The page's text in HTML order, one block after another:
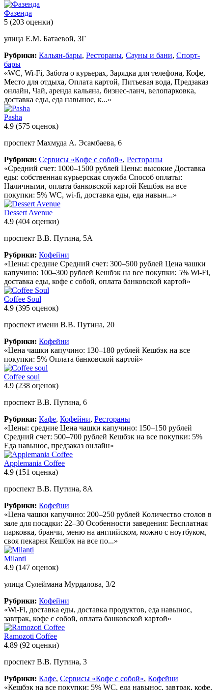
Фазенда
5 (203 оценки)
улица Е.М. Батаевой, 3Г
Рубрики: Кальян-бары, Рестораны, Сауны и бани, Спорт-
бары
«WC, Wi-Fi, Забота о курьерах, Зарядка для телефона, Кофе,
Место для отдыха, Оплата картой, Питьевая вода, Предзаказ
онлайн, Чай, аренда кальяна, бизнес-ланч, велопарковка,
доставка еды, еда навынос, к...»
Pasha
4.9 (575 оценок)
проспект Махмуда А. Эсамбаева, 6
Рубрики: Сервисы «Кофе с собой», Рестораны
«Средний счет: 1000–1500 рублей Цены: высокие Доставка
еды: собственная курьерская служба Способ оплаты:
Наличными, оплата банковской картой Кешбэк на все
покупки: 5% WC, wi-fi, доставка еды, еда навын...»
Dessert Avenue
4.9 (404 оценки)
проспект В.В. Путина, 5А
Рубрики: Кофейни
«Цены: средние Средний счет: 300–500 рублей Цена чашки
капучино: 100–300 рублей Кешбэк на все покупки: 5% Wi-Fi,
доставка еды, кофе с собой, оплата банковской картой»
Coffee Soul
4.9 (395 оценок)
проспект имени В.В. Путина, 20
Рубрики: Кофейни
«Цена чашки капучино: 130–180 рублей Кешбэк на все
покупки: 5% Оплата банковской картой»
Coffee soul
4.9 (238 оценок)
проспект В.В. Путина, 6
Рубрики: Кафе, Кофейни, Рестораны
«Цены: средние Цена чашки капучино: 150–150 рублей
Средний счет: 500–700 рублей Кешбэк на все покупки: 5%
Еда навынос, предзаказ онлайн»
Applemania Coffee
4.9 (151 оценка)
проспект В.В. Путина, 8А
Рубрики: Кофейни
«Цена чашки капучино: 200–250 рублей Количество столов в
зале для посадки: 22–30 Особенности заведения: Бесплатная
парковка, бранчи, меню на английском, можно с ноутбуком,
своя пекарня Кешбэк на все по...»
Milanti
4.9 (147 оценок)
улица Сулеймана Мурдалова, 3/2
Рубрики: Кофейни
«Wi-Fi, доставка еды, доставка продуктов, еда навынос,
завтрак, кофе с собой, оплата банковской картой»
Ramozoti Coffee
4.89 (92 оценки)
проспект В.В. Путина, 3
Рубрики: Кафе, Сервисы «Кофе с собой», Кофейни
«Кешбэк на все покупки: 5% WC, еда навынос, завтрак, кофе,